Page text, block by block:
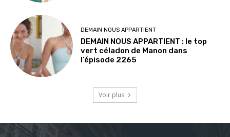
DEMAIN NOUS APPARTIENT
DEMAIN NOUS APPARTIENT : le top
vert céladon de Manon dans
l’épisode 2265
Voir plus